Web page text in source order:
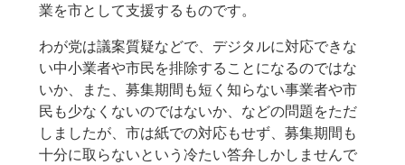
業を市として支援するものです。
わが党は議案質疑などで、デジタルに対応できな
い中小業者や市民を排除することになるのではな
いか、また、募集期間も短く知らない事業者や市
民も少なくないのではないか、などの問題をただ
しましたが、市は紙での対応もせず、募集期間も
十分に取らないという冷たい答弁しかしませんで